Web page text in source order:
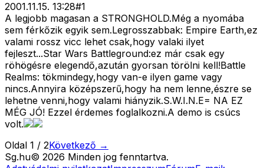
2001.11.15. 13:28#1
A legjobb magasan a STRONGHOLD.Még a nyomába
sem férkőzik egyik sem.Legrosszabbak: Empire Earth,ez
valami rossz vicc lehet csak,hogy valaki ilyet
fejleszt...Star Wars Battleground:ez már csak egy
röhögésre elegendő,azután gyorsan törölni kell!Battle
Realms: tökmindegy,hogy van-e ilyen game vagy
nincs.Annyira középszerű,hogy ha nem lenne,észre se
lehetne venni,hogy valami hiányzik.S.W.I.N.E= NA EZ
MÉG JÓ! Ezzel érdemes foglalkozni.A demo is csúcs
volt.
Oldal 1 / 2Következő →
Sg.hu© 2026 Minden jog fenntartva.